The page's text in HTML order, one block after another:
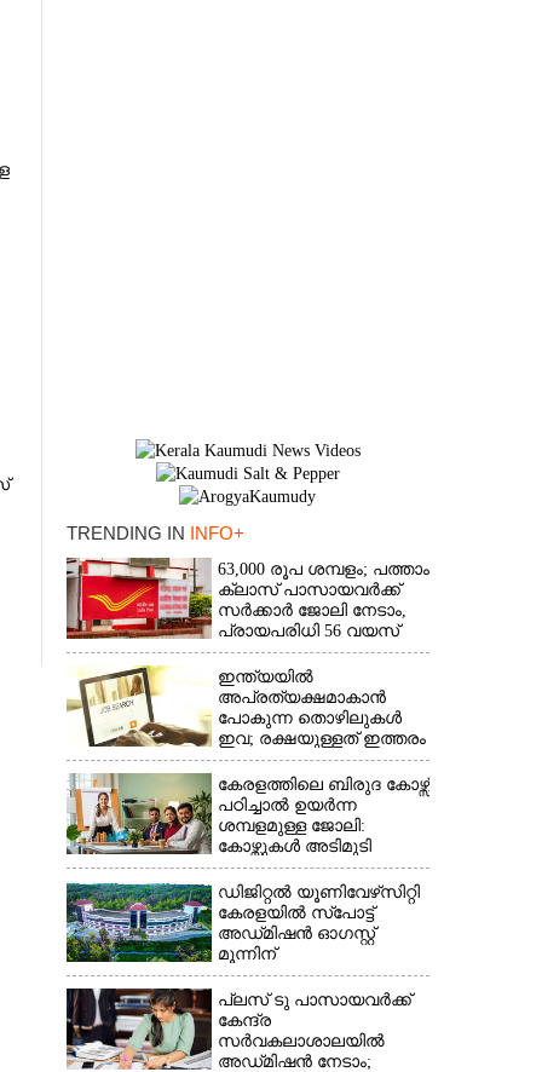
TRENDING IN INFO+
63,000 രൂപ ശമ്പളം; പത്താം
ക്ലാസ് പാസായവർക്ക്
സർക്കാർ ജോലി നേടാം,
പ്രായപരിധി 56 വയസ്
ഇന്ത്യയിൽ
അപ്രത്യക്ഷമാകാൻ
പോകുന്ന തൊഴിലുകൾ
ഇവ; രക്ഷയുള്ളത് ഇത്തരം
ജോലികൾക്ക് മാത്രം
കേരളത്തിലെ ബിരുദ കോഴ്സ്
പഠിച്ചാൽ ഉയർന്ന
ശമ്പളമുള്ള ജോലി:​
കോഴ്സുകൾ അടിമുടി
മാറ്റാൻ പദ്ധതി
ഡിജിറ്റൽ യൂണിവേഴ്‌സിറ്റി
കേരളയിൽ സ്പോ‌ട്ട്
അഡ്‌മിഷൻ ഓഗസ്റ്റ്
മൂന്നിന്
പ്ലസ് ടു പാസായവർക്ക്
കേന്ദ്ര
സർവകലാശാലയിൽ
അഡ്‌മിഷൻ നേടാം;
×